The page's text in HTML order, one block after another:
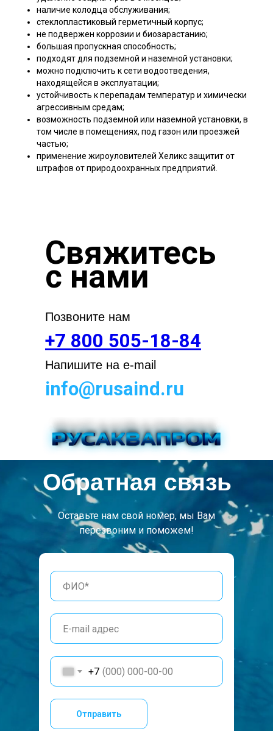
наличие колодца обслуживания;
стеклопластиковый герметичный корпус;
не подвержен коррозии и биозарастанию;
большая пропускная способность;
подходят для подземной и наземной установки;
можно подключить к сети водоотведения,
находящейся в эксплуатации;
устойчивость к перепадам температур и химически
агрессивным средам;
возможность подземной или наземной установки, в
том числе в помещениях, под газон или проезжей
частью;
применение жироуловителей Хеликс защитит от
штрафов от природоохранных предприятий.
Свяжитесь
с нами
Позвоните нам
+7 800 505-18-84
Напишите на e-mail
info@rusaind.ru
Обратная связь
+7
Отправить
Оставьте нам свой номер, мы Вам
перезвоним и поможем!